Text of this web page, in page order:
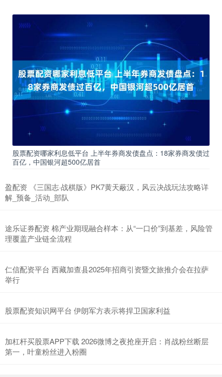
股票配资哪家利息低平台 上半年券商发债盘点：18家券商发债过
百亿，中国银河超500亿居首
盈配资 《三国志·战棋版》PK7黄天蔽汉，风云决战玩法攻略详
解_预备_活动_部队
途乐证券配资 棉产业期现融合样本：从“一口价”到基差，风险管
理覆盖产业链全流程
仁信配资平台 西藏加查县2025年招商引资暨文旅推介会在拉萨
举行
股票配资知识网平台 伊朗军方表示将捍卫国家利益
加杠杆买股票APP下载 2026微博之夜抢座开启：肖战粉丝断层
第一，叶童粉丝进入粉圈